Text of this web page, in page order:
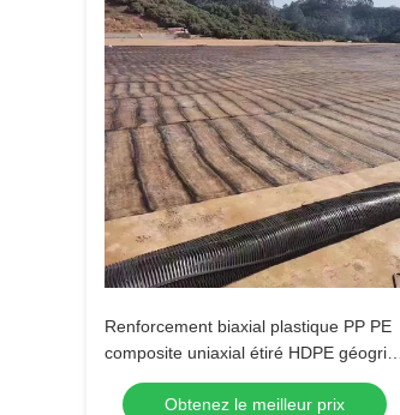
Renforcement biaxial plastique PP PE
composite uniaxial étiré HDPE géogrille
construction routière ferroviaire
Obtenez le meilleur prix